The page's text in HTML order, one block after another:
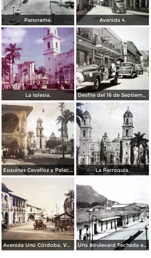
Panorama. Avenida 4.
La Iglesia. Desfile del 16 de Septiembre de 1956 en Córdoba, Veracruz
Esquinas Cevalloz y Palacio. La Parroquia.
Avenida Uno Córdoba, Veracruz Una Boulevard Fechada en 1936.